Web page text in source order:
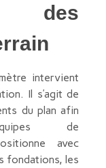
des
intervient
Il s’agit de
du plan afin
de
avec
fondations, les